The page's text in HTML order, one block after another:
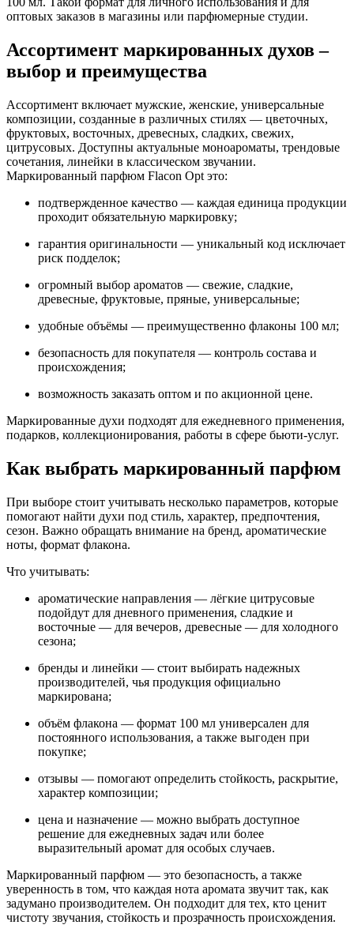
оптовых заказов в магазины или парфюмерные студии.
Ассортимент маркированных духов –
выбор и преимущества
Ассортимент включает мужские, женские, универсальные
композиции, созданные в различных стилях — цветочных,
фруктовых, восточных, древесных, сладких, свежих,
цитрусовых. Доступны актуальные моноароматы, трендовые
сочетания, линейки в классическом звучании.
Маркированный парфюм Flacon Opt это:
подтвержденное качество — каждая единица продукции
проходит обязательную маркировку;
гарантия оригинальности — уникальный код исключает
риск подделок;
огромный выбор ароматов — свежие, сладкие,
древесные, фруктовые, пряные, универсальные;
удобные объёмы — преимущественно флаконы 100 мл;
безопасность для покупателя — контроль состава и
происхождения;
возможность заказать оптом и по акционной цене.
Маркированные духи подходят для ежедневного применения,
подарков, коллекционирования, работы в сфере бьюти-услуг.
Как выбрать маркированный парфюм
При выборе стоит учитывать несколько параметров, которые
помогают найти духи под стиль, характер, предпочтения,
сезон. Важно обращать внимание на бренд, ароматические
ноты, формат флакона.
Что учитывать:
ароматические направления — лёгкие цитрусовые
подойдут для дневного применения, сладкие и
восточные — для вечеров, древесные — для холодного
сезона;
бренды и линейки — стоит выбирать надежных
производителей, чья продукция официально
маркирована;
объём флакона — формат 100 мл универсален для
постоянного использования, а также выгоден при
покупке;
отзывы — помогают определить стойкость, раскрытие,
характер композиции;
цена и назначение — можно выбрать доступное
решение для ежедневных задач или более
выразительный аромат для особых случаев.
Маркированный парфюм — это безопасность, а также
уверенность в том, что каждая нота аромата звучит так, как
задумано производителем. Он подходит для тех, кто ценит
чистоту звучания, стойкость и прозрачность происхождения.